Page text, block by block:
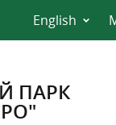
English
ПАРК